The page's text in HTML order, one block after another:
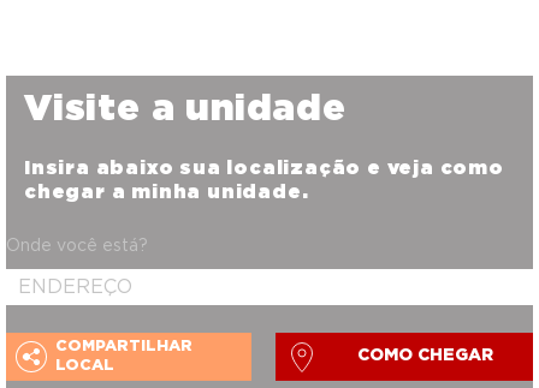
Visite a unidade
Insira abaixo sua localização e veja como
chegar a minha unidade.
Onde você está?
COMPARTILHAR
LOCAL
COMO CHEGAR